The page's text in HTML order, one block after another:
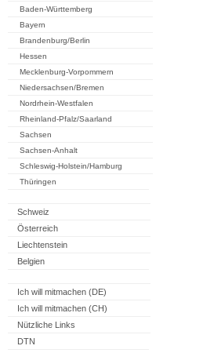
Baden-Württemberg
Bayern
Brandenburg/Berlin
Hessen
Mecklenburg-Vorpommern
Niedersachsen/Bremen
Nordrhein-Westfalen
Rheinland-Pfalz/Saarland
Sachsen
Sachsen-Anhalt
Schleswig-Holstein/Hamburg
Thüringen
Schweiz
Österreich
Liechtenstein
Belgien
Ich will mitmachen (DE)
Ich will mitmachen (CH)
Nützliche Links
DTN